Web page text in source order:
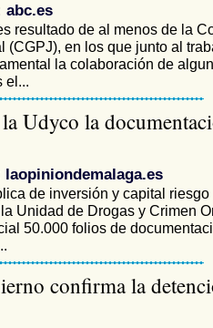
abc.es
resultado de al menos de la
(CGPJ), en los que junto al
la colaboración de
el...
Udyco la
laopiniondemalaga.es
de inversión y capital
Unidad de Drogas y Crimen
50.000 folios de
confirma la